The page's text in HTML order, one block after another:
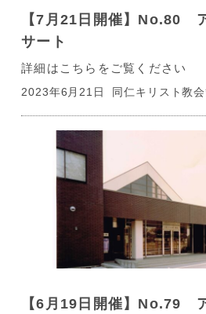
【7月21日開催】No.80
サート
詳細はこちらをご覧ください
2023年6月21日 同仁キリスト教
【6月19日開催】No.79